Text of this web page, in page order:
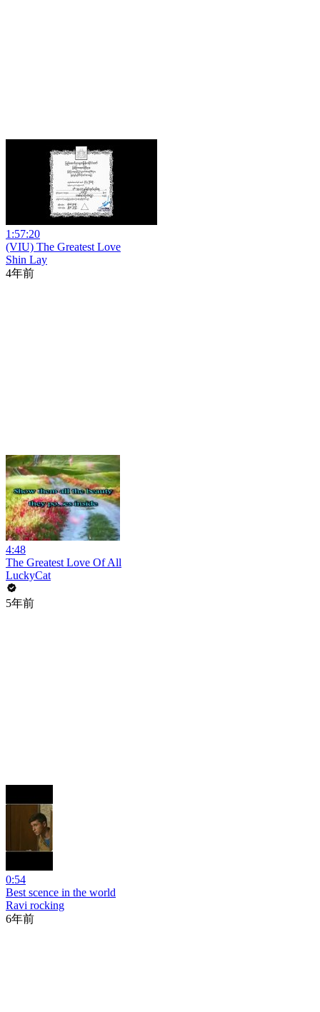
1:57:20
(VIU) The Greatest Love
Shin Lay
4年前
4:48
The Greatest Love Of All
LuckyCat
5年前
0:54
Best scence in the world
Ravi rocking
6年前